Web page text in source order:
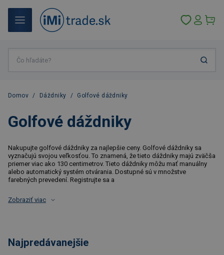
Domov / Dáždniky / Golfové dáždniky
Golfové dáždniky
Nakupujte golfové dáždniky za najlepšie ceny. Golfové dáždniky sa
vyznačujú svojou veľkosťou. To znamená, že tieto dáždniky majú zväčša
priemer viac ako 130 centimetrov. Tieto dáždniky môžu mať manuálny
alebo automatický systém otvárania. Dostupné sú v množstve
farebných prevedení. Registrujte sa a
Zobraziť viac
Najpredávanejšie